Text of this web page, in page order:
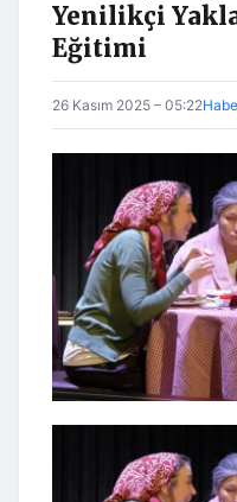
Yenilikçi
Eğitimi
26 Kasım 2025 – 05:22